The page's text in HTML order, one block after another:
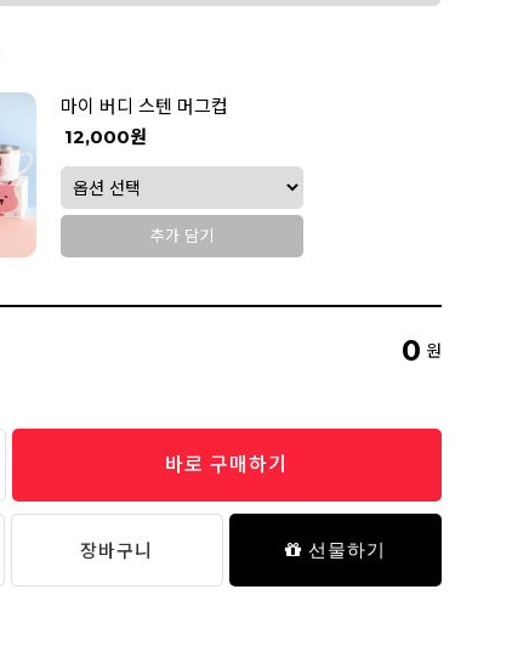
마이 버디 스텐 머그컵
12,000원
추가 담기
0 원
바로 구매하기
장바구니 선물하기